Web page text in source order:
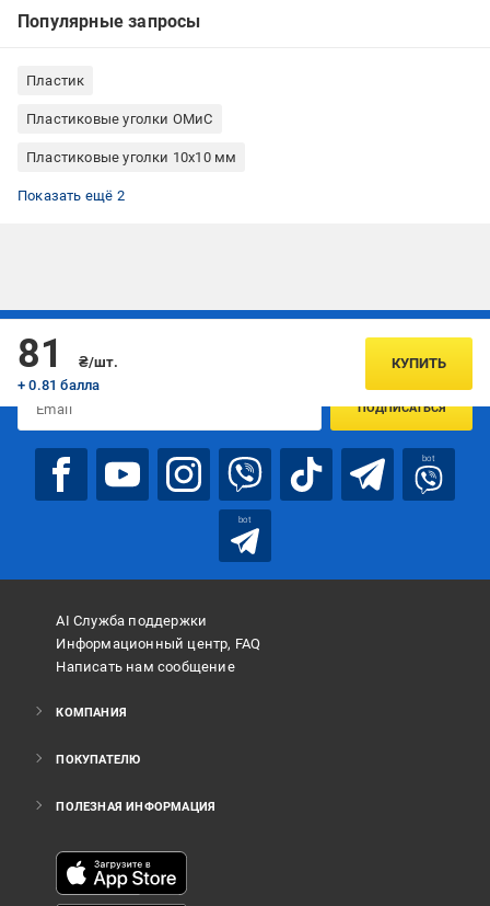
Популярные запросы
Пластик
Пластиковые уголки ОМиС
Пластиковые уголки 10x10 мм
Пластиковые уголки 25x25 мм
Пластиковые уголки 10x20 мм
Показать ещё 2
81
₴/шт.
+ 0.81 балла
КУПИТЬ
Подписывайтесь, чтобы узнавать первым об акцияx и
ПОДПИСАТЬСЯ
bot
bot
AI Служба поддержки
Информационный центр, FAQ
Написать нам сообщение
КОМПАНИЯ
ПОКУПАТЕЛЮ
ПОЛЕЗНАЯ ИНФОРМАЦИЯ